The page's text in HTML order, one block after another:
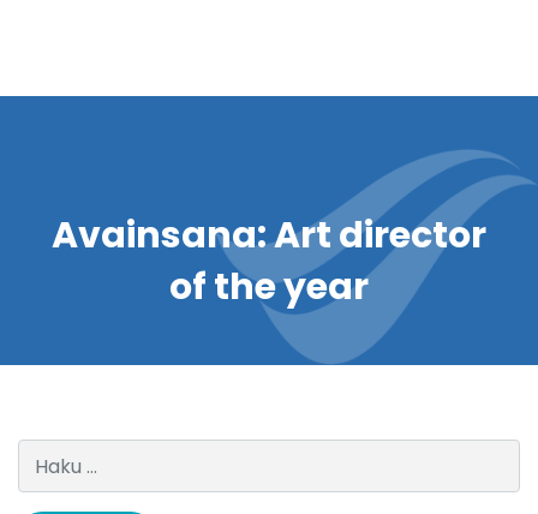
Avainsana:Art director
of the year
Haku: